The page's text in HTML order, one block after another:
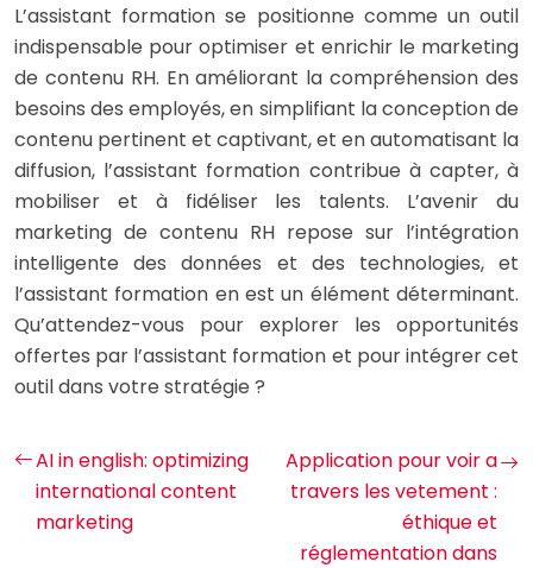
L’assistant formation se positionne comme un outil
indispensable pour optimiser et enrichir le marketing
de contenu RH. En améliorant la compréhension des
besoins des employés, en simplifiant la conception de
contenu pertinent et captivant, et en automatisant la
diffusion, l’assistant formation contribue à capter, à
mobiliser et à fidéliser les talents. L’avenir du
marketing de contenu RH repose sur l’intégration
intelligente des données et des technologies, et
l’assistant formation en est un élément déterminant.
Qu’attendez-vous pour explorer les opportunités
offertes par l’assistant formation et pour intégrer cet
outil dans votre stratégie ?
AI in english: optimizing
international content
marketing
Application pour voir a
travers les vetement :
éthique et
réglementation dans